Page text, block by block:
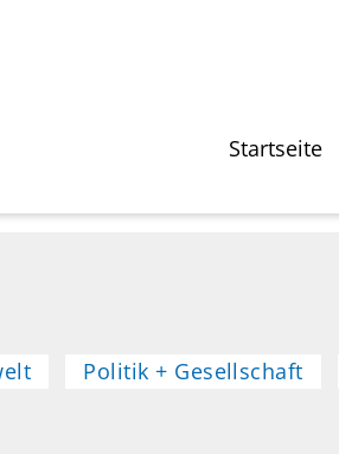
Startseite
Politik + Gesellschaft